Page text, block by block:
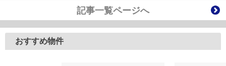
記事一覧ページへ
おすすめ物件